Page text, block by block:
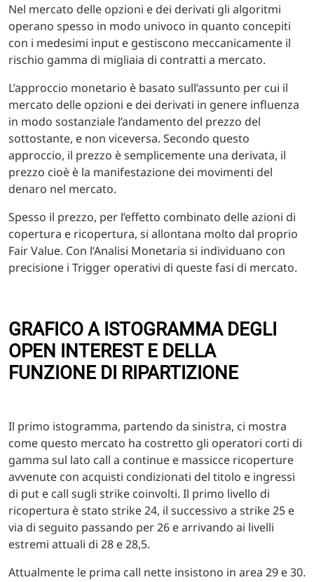
Nel mercato delle opzioni e dei derivati gli algoritmi
operano spesso in modo univoco in quanto concepiti
con i medesimi input e gestiscono meccanicamente il
rischio gamma di migliaia di contratti a mercato.
L’approccio monetario è basato sull’assunto per cui il
mercato delle opzioni e dei derivati in genere influenza
in modo sostanziale l’andamento del prezzo del
sottostante, e non viceversa. Secondo questo
approccio, il prezzo è semplicemente una derivata, il
prezzo cioè è la manifestazione dei movimenti del
denaro nel mercato.
Spesso il prezzo, per l’effetto combinato delle azioni di
copertura e ricopertura, si allontana molto dal proprio
Fair Value. Con l’Analisi Monetaria si individuano con
precisione i Trigger operativi di queste fasi di mercato.
GRAFICO A ISTOGRAMMA DEGLI
OPEN INTEREST E DELLA
FUNZIONE DI RIPARTIZIONE
Il primo istogramma, partendo da sinistra, ci mostra
come questo mercato ha costretto gli operatori corti di
gamma sul lato call a continue e massicce ricoperture
avvenute con acquisti condizionati del titolo e ingressi
di put e call sugli strike coinvolti. Il primo livello di
ricopertura è stato strike 24, il successivo a strike 25 e
via di seguito passando per 26 e arrivando ai livelli
estremi attuali di 28 e 28,5.
Attualmente le prima call nette insistono in area 29 e 30.